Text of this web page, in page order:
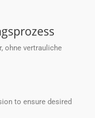
ohne vertrauliche
to ensure desired